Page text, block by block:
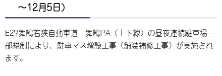
～12月5日）
E27舞鶴若狭自動車道 舞鶴PA（上下線）の昼夜連続駐車場一
部規制により、駐車マス増設工事（舗装補修工事）が実施され
ます。